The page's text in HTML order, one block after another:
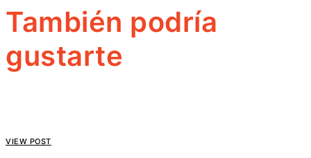
También podría
gustarte
VIEW POST